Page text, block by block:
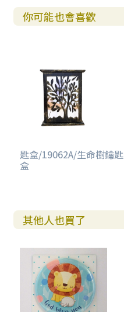
你可能也會喜歡
匙盒/19062A/生命樹鑰匙
盒
其他人也買了